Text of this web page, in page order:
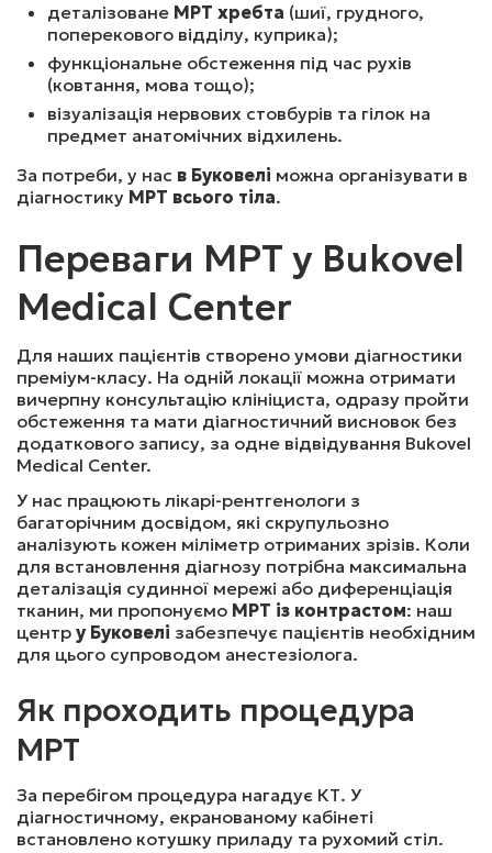
МРТ ГОЛОВНОГО МОЗКУ ТА ШИЙНОГО ВІДДІЛУ
ХРЕБТА (БЕЗ КОНТРАСТУ)
4600₴ Записатись
МРТ НАВКОЛОНОСОВИХ СИНУСІВ (БЕЗ КОНТРАСТУ)
МРТ ОДНОГО ВІДДІЛУ ХРЕБТА (БЕЗ КОНТРАСТУ)
2500₴ Записатись
МРТ ДВОХ ВІДДІЛІВ ХРЕБТА
4400₴ Записатись
МРТ ТРЬОХ ВІДДІЛІВ ХРЕБТА
6500 ₴ Записатись
деталізоване МРТ хребта (шиї, грудного,
поперекового відділу, куприка);
функціональне обстеження під час рухів
(ковтання, мова тощо);
візуалізація нервових стовбурів та гілок на
предмет анатомічних відхилень.
За потреби, у нас в Буковелі можна організувати в
діагностику МРТ всього тіла.
Переваги МРТ у Bukovel
Medical Center
Для наших пацієнтів створено умови діагностики
преміум-класу. На одній локації можна отримати
вичерпну консультацію клініциста, одразу пройти
обстеження та мати діагностичний висновок без
додаткового запису, за одне відвідування Bukovel
Medical Center.
У нас працюють лікарі-рентгенологи з
багаторічним досвідом, які скрупульозно
аналізують кожен міліметр отриманих зрізів. Коли
для встановлення діагнозу потрібна максимальна
деталізація судинної мережі або диференціація
тканин, ми пропонуємо МРТ із контрастом: наш
центр у Буковелі забезпечує пацієнтів необхідним
для цього супроводом анестезіолога.
Як проходить процедура
МРТ
За перебігом процедура нагадує КТ. У
діагностичному, екранованому кабінеті
встановлено котушку приладу та рухомий стіл.